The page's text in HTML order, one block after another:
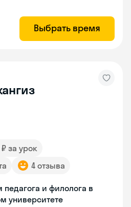
Выбрать время
₽ за урок
4 отзыва
и филолога в
университете